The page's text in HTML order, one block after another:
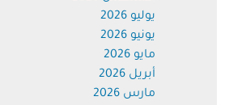
يوليو 2026
يونيو 2026
مايو 2026
أبريل 2026
مارس 2026